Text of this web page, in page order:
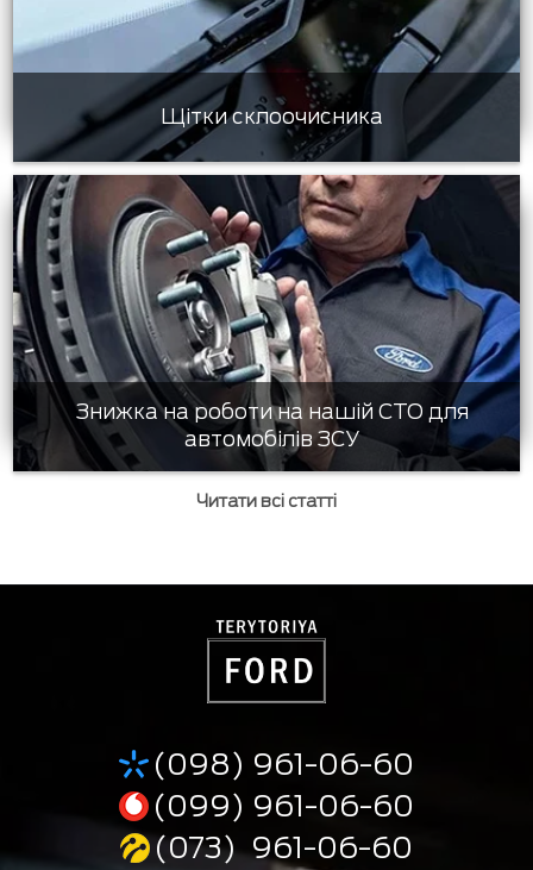
Щітки склоочисника
Знижка на роботи на нашій СТО для
автомобілів ЗСУ
Читати всі статті
(098) 961-06-60
(099) 961-06-60
(073) 961-06-60